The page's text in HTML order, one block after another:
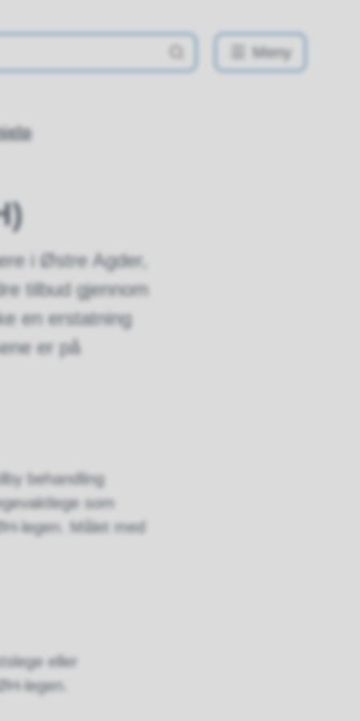
Meny
i Østre Agder,
tilbud gjennom
en erstatning
er på
behandling
som
legen. Målet med
eller
legen.